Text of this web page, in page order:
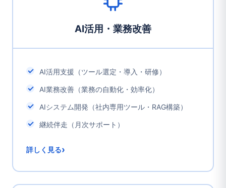
AI活用・業務改善
AI活用支援（ツール選定・導入・研修）
AI業務改善（業務の自動化・効率化）
AIシステム開発（社内専用ツール・RAG構築）
継続伴走（月次サポート）
詳しく見る›